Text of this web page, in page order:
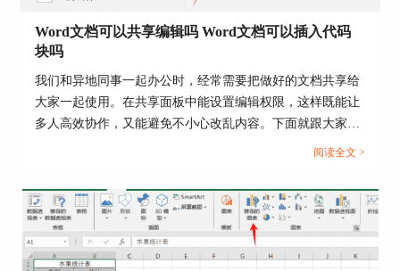
图片4：设置编号格式
Word文档可以共享编辑吗 Word文档可以插入代码
块吗
我们和异地同事一起办公时，经常需要把做好的文档共享给
大家一起使用。在共享面板中能设置编辑权限，这样既能让
多人高效协作，又能避免不小心改乱内容。下面就跟大家说
一说Word文档可以共享编辑吗，Word文档可以插入代码块
阅读全文 >